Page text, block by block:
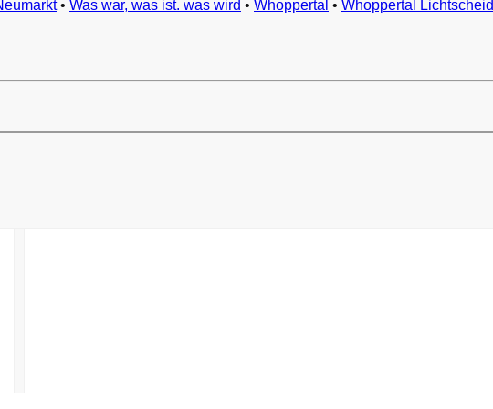
• Was war, was ist. was wird • Whoppertal • Whoppertal Lichtscheid